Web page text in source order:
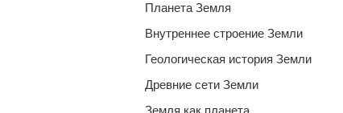
Планета Земля
Внутреннее строение Земли
Геологическая история Земли
Древние сети Земли
Земля как планета